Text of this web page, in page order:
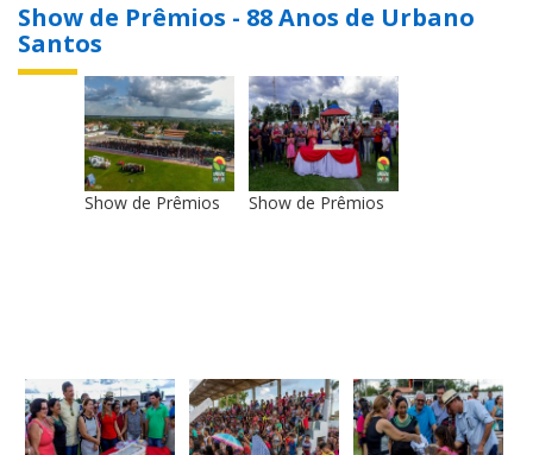
Show de Prêmios - 88 Anos de Urbano
Santos
Show de Prêmios Show de Prêmios